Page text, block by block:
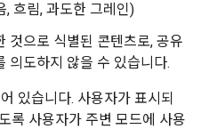
, 흐림, 과도한 그레인)
것으로 식별된 콘텐츠로, 공유
의도하지 않을 수 있습니다.
있습니다. 사용자가 표시되
록 사용자가 주변 모드에 사용